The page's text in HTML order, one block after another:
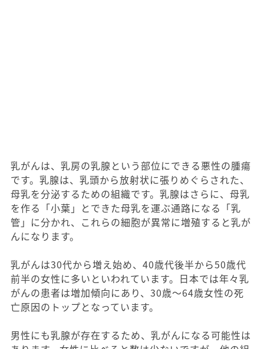
乳がんは、乳房の乳腺という部位にできる悪性の腫瘍
です。乳腺は、乳頭から放射状に張りめぐらされた、
母乳を分泌するための組織です。乳腺はさらに、母乳
を作る「小葉」とできた母乳を運ぶ通路になる「乳
管」に分かれ、これらの細胞が異常に増殖すると乳が
んになります。
乳がんは30代から増え始め、40歳代後半から50歳代
前半の女性に多いといわれています。日本では年々乳
がんの患者は増加傾向にあり、30歳～64歳女性の死
亡原因のトップとなっています。
男性にも乳腺が存在するため、乳がんになる可能性は